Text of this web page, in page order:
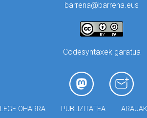
barrena@barrena.eus
Codesyntaxek garatua
LEGE OHARRA PUBLIZITATEA ARAUAK